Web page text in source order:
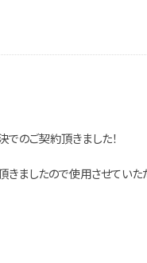
のご契約頂きました！
ましたので使用させていた